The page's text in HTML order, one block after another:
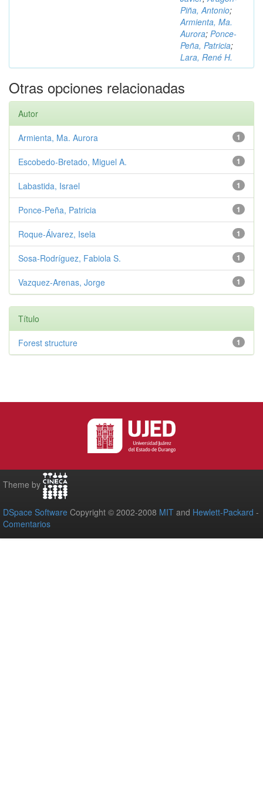
Piña, Antonio;
Armienta, Ma.
Aurora; Ponce-
Peña, Patricia;
Lara, René H.
Otras opciones relacionadas
Autor
1
Armienta, Ma. Aurora
1
Escobedo-Bretado, Miguel A.
1
Labastida, Israel
1
Ponce-Peña, Patricia
1
Roque-Álvarez, Isela
1
Sosa-Rodríguez, Fabiola S.
1
Vazquez-Arenas, Jorge
Título
1
Forest structure
Theme by
DSpace Software Copyright © 2002-2008 MIT and Hewlett-Packard -
Comentarios